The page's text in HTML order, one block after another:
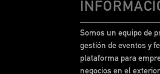
Somos un equipo de
gestión de eventos y
plataforma para
negocios en el